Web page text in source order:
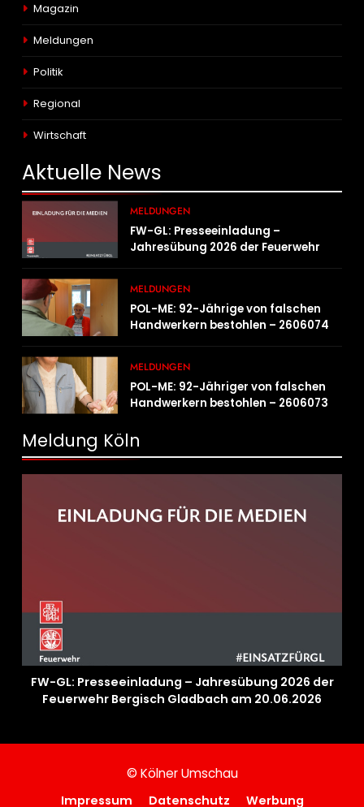
Magazin
Meldungen
Politik
Regional
Wirtschaft
Aktuelle News
MELDUNGEN
FW-GL: Presseeinladung –
Jahresübung 2026 der Feuerwehr
MELDUNGEN
POL-ME: 92-Jährige von falschen
Handwerkern bestohlen – 2606074
MELDUNGEN
POL-ME: 92-Jähriger von falschen
Handwerkern bestohlen – 2606073
Meldung Köln
FW-GL: Presseeinladung – Jahresübung 2026 der
Feuerwehr Bergisch Gladbach am 20.06.2026
© Kölner Umschau
Impressum Datenschutz Werbung